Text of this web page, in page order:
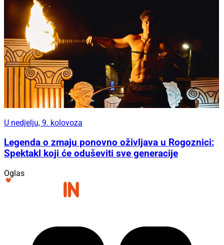
U nedjelju, 9. kolovoza
Legenda o zmaju ponovno oživljava u Rogoznici:
Spektakl koji će oduševiti sve generacije
Oglas